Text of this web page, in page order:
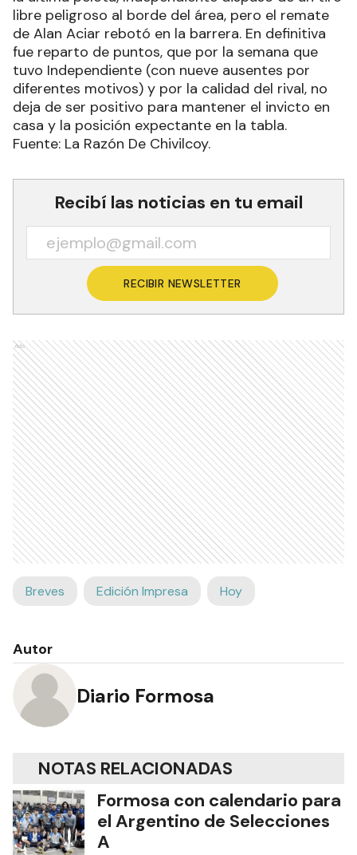
libre peligroso al borde del área, pero el remate
de Alan Aciar rebotó en la barrera. En definitiva
fue reparto de puntos, que por la semana que
tuvo Independiente (con nueve ausentes por
diferentes motivos) y por la calidad del rival, no
deja de ser positivo para mantener el invicto en
casa y la posición expectante en la tabla.
Fuente: La Razón De Chivilcoy.
Recibí las noticias en tu email
RECIBIR NEWSLETTER
Ads
Breves Edición Impresa Hoy
Autor
Diario Formosa
NOTAS RELACIONADAS
Formosa con calendario para
el Argentino de Selecciones
A